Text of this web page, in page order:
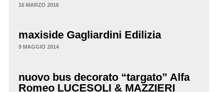
16 MARZO 2016
maxiside Gagliardini Edilizia
9 MAGGIO 2014
nuovo bus decorato “targato” Alfa
Romeo LUCESOLI & MAZZIERI